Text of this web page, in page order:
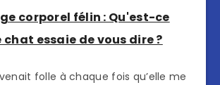
corporel félin : Qu'est-ce
essaie de vous dire ?
folle à chaque fois qu’elle me